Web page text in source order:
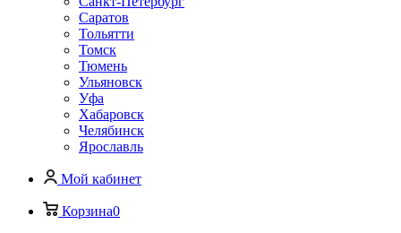
Саратов
Тольятти
Томск
Тюмень
Ульяновск
Уфа
Хабаровск
Челябинск
Ярославль
Мой кабинет
Корзина0